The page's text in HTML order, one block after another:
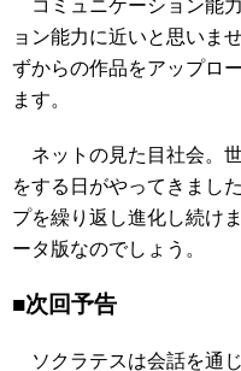
コミュニケーション能
ョン能力に近いと思いま
ずからの作品をアップロ
ます。
ネットの見た目社会。
をする日がやってきまし
プを繰り返し進化し続け
ータ版なのでしょう。
■次回予告
ソクラテスは会話を通